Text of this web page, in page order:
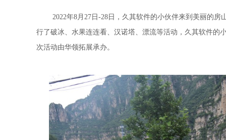
2022年8月27日-28日，久其软件的小伙伴来到美丽的房
行了破冰、水果连连看、汉诺塔、漂流等活动， 久其软件的
次活动由华领拓展承办。